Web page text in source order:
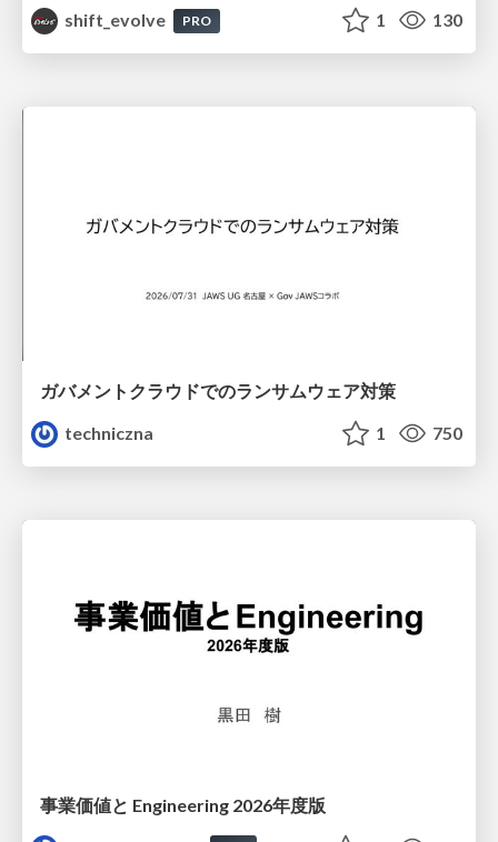
shift_evolve
PRO 1 130
ガバメントクラウドでのランサムウェア対策
techniczna
1 750
事業価値と Engineering 2026年度版